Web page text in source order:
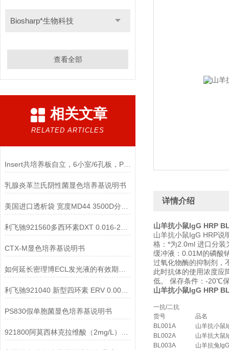
Biosharp*生物科技
查看全部
相关文章
RELATED ARTICLES
Insert共培养板自立，6小室/6孔板，PC膜 0.4um孔径说明
乳腺炎革兰氏阴性菌显色培养基说明书
CTX-M显色培养基说明书
利飞驰921040 新型四环素 ERV 0.002-32说明书
PS830假单胞菌显色培养基说明书
详情介绍
山羊抗小鼠IgG HRP
山羊抗小鼠IgG HRP说
格：*为2.0ml 进口分
缓冲液：0.01M的磷酸
过氧化物酶的抑制剂，
此时抗体的使用浓度应
低。 保存条件：-20℃
山羊抗小鼠IgG HRP
一抗/二抗
货号
品名
BL001A
山羊抗小鼠
BL002A
山羊抗大鼠
BL003A
山羊抗兔